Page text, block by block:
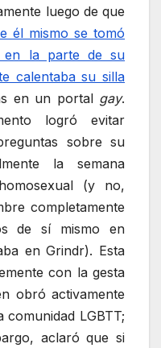
luego de que
él mismo se tomó
en la parte de su
calentaba su silla
en un portal gay.
logró evitar
sobre su
la semana
(y no,
completamente
de sí mismo en
en Grindr). Esta
con la gesta
obró activamente
LGBTT;
aclaró que si